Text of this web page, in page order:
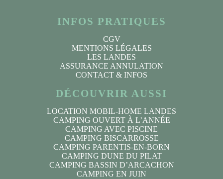
INFOS PRATIQUES
CGV
MENTIONS LÉGALES
LES LANDES
ASSURANCE ANNULATION
CONTACT & INFOS
DÉCOUVRIR AUSSI
LOCATION MOBIL-HOME LANDES
CAMPING OUVERT À L’ANNÉE
CAMPING AVEC PISCINE
CAMPING BISCARROSSE
CAMPING PARENTIS-EN-BORN
CAMPING DUNE DU PILAT
CAMPING BASSIN D’ARCACHON
CAMPING EN JUIN